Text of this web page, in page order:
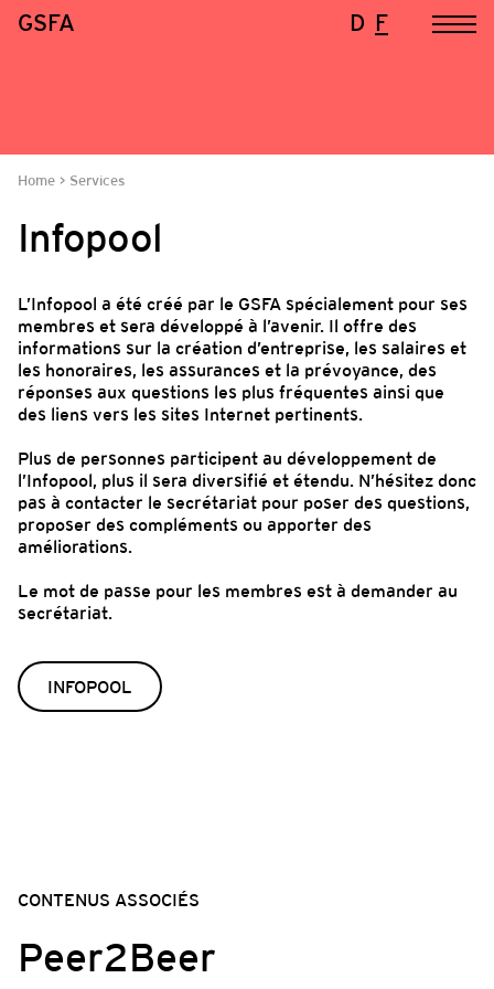
GSFA D F
Home Services
Infopool
L’Infopool a été créé par le GSFA spécialement pour ses
membres et sera développé à l’avenir. Il offre des
informations sur la création d’entreprise, les salaires et
les honoraires, les assurances et la prévoyance, des
réponses aux questions les plus fréquentes ainsi que
des liens vers les sites Internet pertinents.
Plus de personnes participent au développement de
l’Infopool, plus il sera diversifié et étendu. N’hésitez donc
pas à contacter le secrétariat pour poser des questions,
proposer des compléments ou apporter des
améliorations.
Le mot de passe pour les membres est à demander au
secrétariat.
INFOPOOL
CONTENUS ASSOCIÉS
Peer2Beer